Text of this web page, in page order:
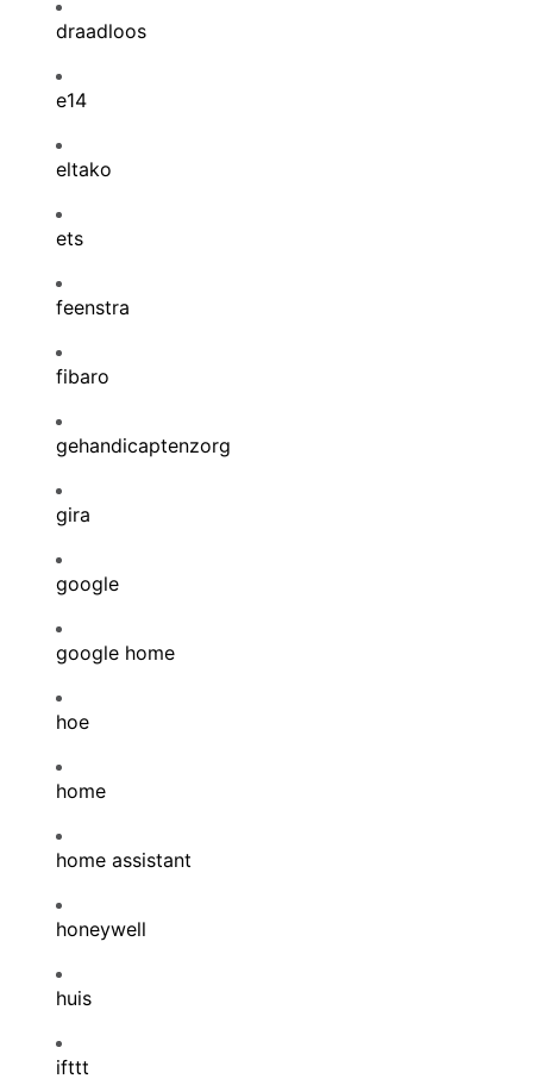
draadloos
e14
eltako
ets
feenstra
fibaro
gehandicaptenzorg
gira
google
google home
hoe
home
home assistant
honeywell
huis
ifttt